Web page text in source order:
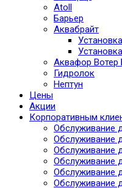
Atoll
Барьер
Аквабрайт
Аквафор Вотер
Гидролок
Нептун
Цены
Акции
Корпоративным
Обслуживание
Обслуживание
Обслуживание
Обслуживание
Обслуживание
Обслуживание